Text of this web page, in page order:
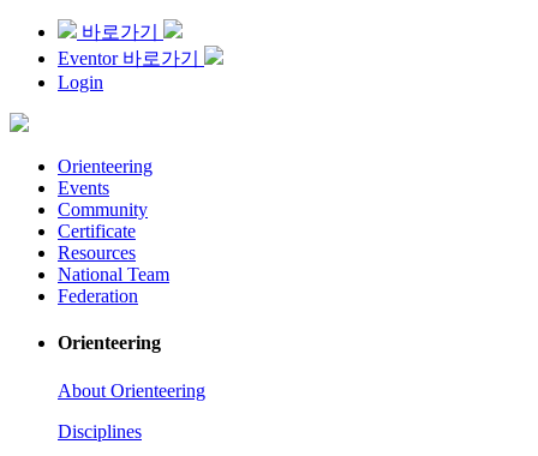
바로가기
Eventor 바로가기
Login
Orienteering
Events
Community
Certificate
Resources
National Team
Federation
Orienteering
About Orienteering
Disciplines